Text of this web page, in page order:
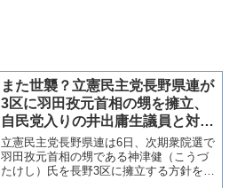
また世襲？立憲民主党長野県連が
3区に羽田孜元首相の甥を擁立、
自民党入りの井出庸生議員と対決
【マガジン104号】
立憲民主党長野県連は6日、次期衆院選で
羽田孜元首相の甥である神津健（こうづ
たけし）氏を長野3区に擁立する方針を示